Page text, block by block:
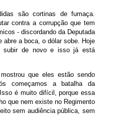
são cortinas de fumaça.
contra a corrupção que tem
- discordando da Deputada
abre a boca, o dólar sobe. Hoje
subir de novo e isso já está
que eles estão sendo
começamos a batalha da
é muito difícil, porque essa
que nem existe no Regimento
sem audiência pública, sem